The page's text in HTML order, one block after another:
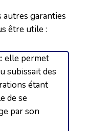
autres garanties
être utile :
elle permet
subissait des
étant
de se
par son